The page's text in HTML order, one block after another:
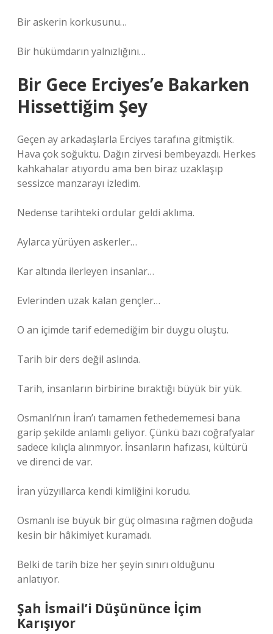
Bir askerin korkusunu…
Bir hükümdarın yalnızlığını…
Bir Gece Erciyes’e Bakarken
Hissettiğim Şey
Geçen ay arkadaşlarla Erciyes tarafına gitmiştik.
Hava çok soğuktu. Dağın zirvesi bembeyazdı. Herkes
kahkahalar atıyordu ama ben biraz uzaklaşıp
sessizce manzarayı izledim.
Nedense tarihteki ordular geldi aklıma.
Aylarca yürüyen askerler…
Kar altında ilerleyen insanlar…
Evlerinden uzak kalan gençler…
O an içimde tarif edemediğim bir duygu oluştu.
Tarih bir ders değil aslında.
Tarih, insanların birbirine bıraktığı büyük bir yük.
Osmanlı’nın İran’ı tamamen fethedememesi bana
garip şekilde anlamlı geliyor. Çünkü bazı coğrafyalar
sadece kılıçla alınmıyor. İnsanların hafızası, kültürü
ve direnci de var.
İran yüzyıllarca kendi kimliğini korudu.
Osmanlı ise büyük bir güç olmasına rağmen doğuda
kesin bir hâkimiyet kuramadı.
Belki de tarih bize her şeyin sınırı olduğunu
anlatıyor.
Şah İsmail’i Düşününce İçim
Karışıyor